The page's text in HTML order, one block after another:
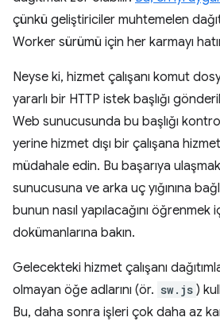
çünkü geliştiriciler muhtemelen
Worker sürümü için her karmayı
Neyse ki, hizmet çalışanı komut
yararlı bir HTTP istek başlığı
Web sunucusunda bu başlığı
yerine hizmet dışı bir çalışana
müdahale edin. Bu başarıya
sunucusuna ve arka uç yığınına
bunun nasıl yapılacağını öğrenmek
dokümanlarına bakın.
Gelecekteki hizmet çalışanı
olmayan öğe adlarını (ör. sw.js )
Bu, daha sonra işleri çok daha az